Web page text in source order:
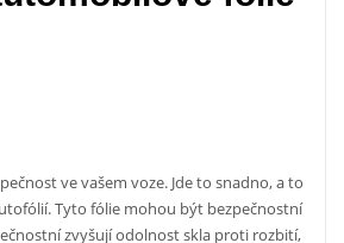
ve vašem voze. Jde to snadno, a to
. Tyto fólie mohou být bezpečnostní
zvyšují odolnost skla proti rozbití,